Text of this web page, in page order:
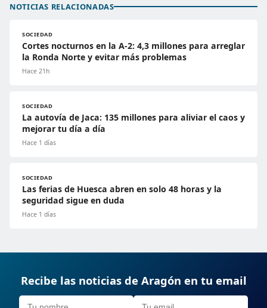
NOTICIAS RELACIONADAS
SOCIEDAD
Cortes nocturnos en la A-2: 4,3 millones para arreglar
la Ronda Norte y evitar más problemas
Hace 21h
SOCIEDAD
La autovía de Jaca: 135 millones para aliviar el caos y
mejorar tu día a día
Hace 1 días
SOCIEDAD
Las ferias de Huesca abren en solo 48 horas y la
seguridad sigue en duda
Hace 1 días
Recibe las noticias de Aragón en tu email